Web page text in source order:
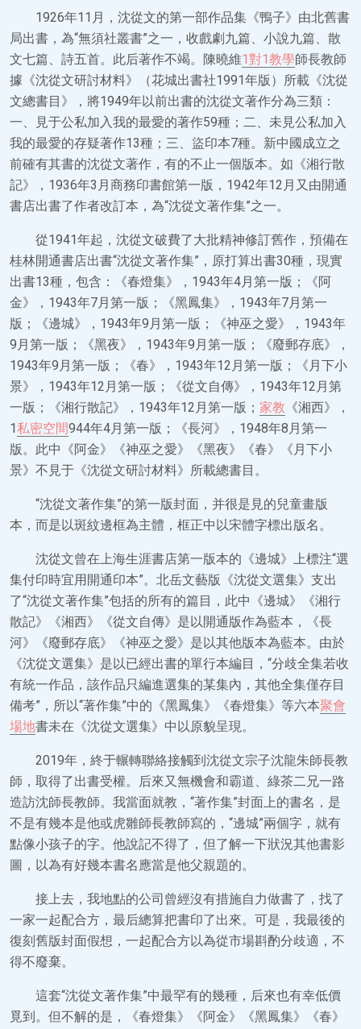
1926年11月，沈從文的第一部作品集《鴨子》由北舊書
局出書，為“無須社叢書”之一，收戲劇九篇、小說九篇、散
文七篇、詩五首。此后著作不竭。陳曉維1對1教學師長教師
據《沈從文研討材料》（花城出書社1991年版）所載《沈從
文總書目》，將1949年以前出書的沈從文著作分為三類：
一、見于公私加入我的最愛的著作59種；二、未見公私加入
我的最愛的存疑著作13種；三、盜印本7種。新中國成立之
前確有其書的沈從文著作，有的不止一個版本。如《湘行散
記》，1936年3月商務印書館第一版，1942年12月又由開通
書店出書了作者改訂本，為“沈從文著作集”之一。
從1941年起，沈從文破費了大批精神修訂舊作，預備在
桂林開通書店出書“沈從文著作集”，原打算出書30種，現實
出書13種，包含：《春燈集》，1943年4月第一版；《阿
金》，1943年7月第一版；《黑鳳集》，1943年7月第一
版；《邊城》，1943年9月第一版；《神巫之愛》，1943年
9月第一版；《黑夜》，1943年9月第一版；《廢郵存底》，
1943年9月第一版；《春》，1943年12月第一版；《月下小
景》，1943年12月第一版；《從文自傳》，1943年12月第
一版；《湘行散記》，1943年12月第一版； 家教 《湘西》，
1私密空間944年4月第一版；《長河》，1948年8月第一
版。此中《阿金》《神巫之愛》《黑夜》《春》《月下小
景》不見于《沈從文研討材料》所載總書目。
“沈從文著作集”的第一版封面，并很是見的兒童畫版
本，而是以斑紋邊框為主體，框正中以宋體字標出版名。
沈從文曾在上海生涯書店第一版本的《邊城》上標注“選
集付印時宜用開通印本”。北岳文藝版《沈從文選集》支出
了“沈從文著作集”包括的所有的篇目，此中《邊城》《湘行
散記》《湘西》《從文自傳》是以開通版作為藍本，《長
河》《廢郵存底》《神巫之愛》是以其他版本為藍本。由於
《沈從文選集》是以已經出書的單行本編目，“分歧全集若收
有統一作品，該作品只編進選集的某集內，其他全集僅存目
備考”，所以“著作集”中的《黑鳳集》《春燈集》等六本聚會
場地書未在《沈從文選集》中以原貌呈現。
2019年，終于輾轉聯絡接觸到沈從文宗子沈龍朱師長教
師，取得了出書受權。后來又無機會和霸道、綠茶二兄一路
造訪沈師長教師。我當面就教，“著作集”封面上的書名，是
不是有幾本是他或虎雛師長教師寫的，“邊城”兩個字，就有
點像小孩子的字。他說記不得了，但了解一下狀況其他書影
圖，以為有好幾本書名應當是他父親題的。
接上去，我地點的公司曾經沒有措施自力做書了，找了
一家一起配合方，最后總算把書印了出來。可是，我最後的
復刻舊版封面假想，一起配合方以為從市場斟酌分歧適，不
得不廢棄。
這套“沈從文著作集”中最罕有的幾種，后來也有幸低價
覓到。但不解的是，《春燈集》《阿金》《黑鳳集》《春》